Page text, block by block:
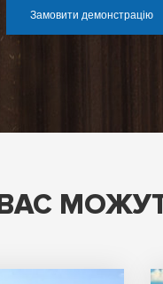
Замовити демонстрацію